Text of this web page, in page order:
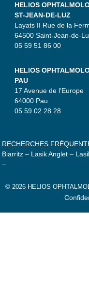
HELIOS
ST-JEAN-DE-LUZ
Layats II Rue de la
64500 Saint-Jean-de-
05 59 51 86 00
HELIOS
PAU
17 Avenue de l’Europe
64000 Pau
05 59 02 28 28
RECHERCHES
Biarritz – Lasik Anglet –
–
© 2026 HELIOS